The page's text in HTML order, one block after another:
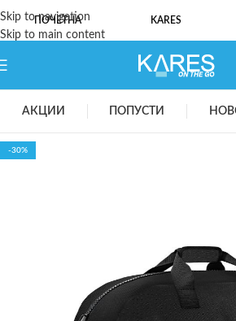
Skip to navigation
Skip to main content
ПОЧЕТНА KARES
АКЦИИ ПОПУСТИ
-30%